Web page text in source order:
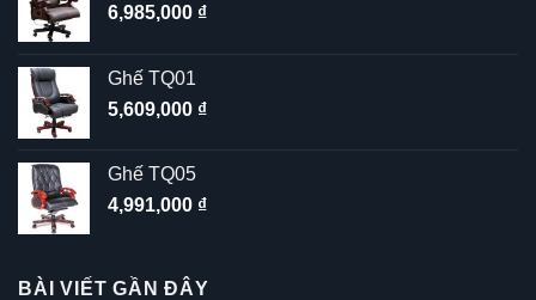
6,985,000 ₫
Ghế TQ01
5,609,000 ₫
Ghế TQ05
4,991,000 ₫
BÀI VIẾT GẦN ĐÂY